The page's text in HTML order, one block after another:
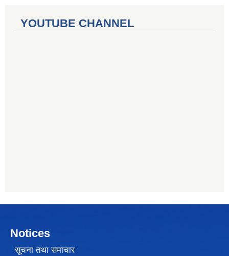
YOUTUBE CHANNEL
Notices
सूचना तथा समाचार